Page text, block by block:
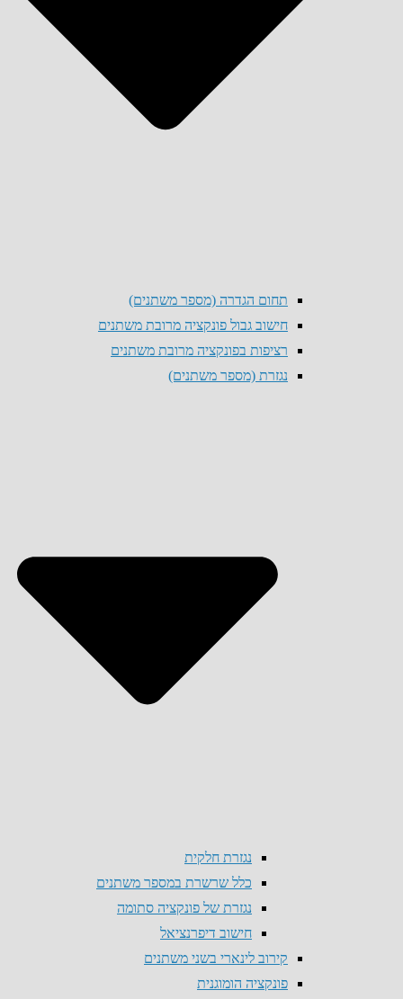
תחום הגדרה (מספר משתנים)
חישוב גבול פונקציה מרובת משתנים
רציפות בפונקציה מרובת משתנים
נגזרת (מספר משתנים)
נגזרת חלקית
כלל שרשרת במספר משתנים
נגזרת של פונקציה סתומה
חישוב דיפרנציאל
קירוב לינארי בשני משתנים
פונקציה הומוגנית